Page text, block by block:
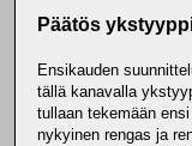
Päätös
Ensikauden
tällä kanavalla
tullaan tekemään
nykyinen rengas ja